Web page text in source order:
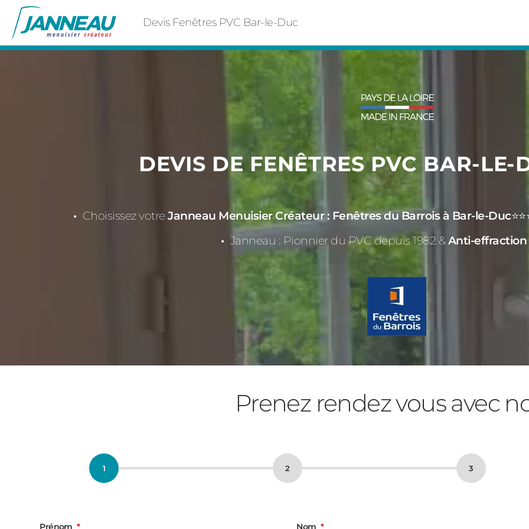
Devis Fenêtres PVC Bar-le-Duc
DEVIS DE FENÊTRES PVC BAR-LE-
Choisissez votreJanneau Menuisier Créateur : Fenêtres du Barrois à Bar-le-Duc
Janneau : Pionnier du PVC depuis 1982 &Anti-effraction
Prenez rendez vous avec
Prénom Nom